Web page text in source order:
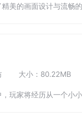
美的画面设计与流畅
大小：80.22MB
玩家将经历从一个小